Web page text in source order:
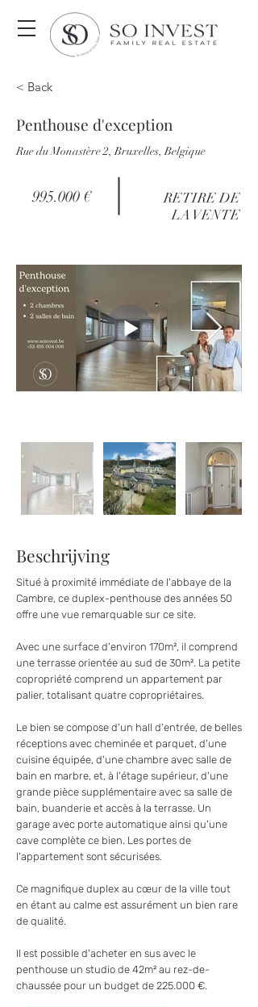
< Back
Penthouse d'exception
Rue du Monastère 2, Bruxelles, Belgique
995.000 €
RETIRE DE
LA VENTE
Beschrijving
Situé à proximité immédiate de l'abbaye de la
Cambre, ce duplex-penthouse des années 50
offre une vue remarquable sur ce site.
Avec une surface d'environ 170m², il comprend
une terrasse orientée au sud de 30m². La petite
copropriété comprend un appartement par
palier, totalisant quatre copropriétaires.
Le bien se compose d'un hall d'entrée, de belles
réceptions avec cheminée et parquet, d'une
cuisine équipée, d'une chambre avec salle de
bain en marbre, et, à l'étage supérieur, d'une
grande pièce supplémentaire avec sa salle de
bain, buanderie et accès à la terrasse. Un
garage avec porte automatique ainsi qu'une
cave complète ce bien. Les portes de
l'appartement sont sécurisées.
Ce magnifique duplex au cœur de la ville tout
en étant au calme est assurément un bien rare
de qualité.
Il est possible d'acheter en sus avec le
penthouse un studio de 42m² au rez-de-
chaussée pour un budget de 225.000 €.